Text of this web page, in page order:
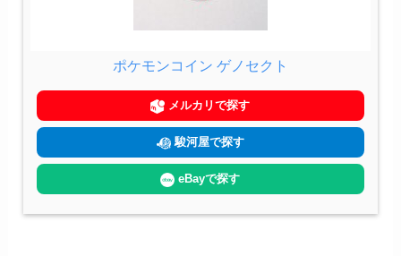
ポケモンコイン ゲノセクト
メルカリで探す
駿河屋で探す
eBayで探す